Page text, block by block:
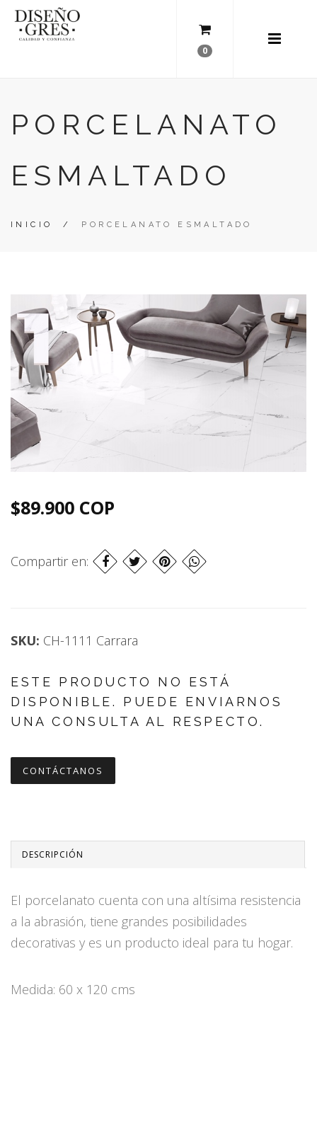
0
PORCELANATO
ESMALTADO
INICIO / PORCELANATO ESMALTADO
$89.900 COP
Compartir en:
SKU: CH-1111 Carrara
ESTE PRODUCTO NO ESTÁ
DISPONIBLE. PUEDE ENVIARNOS
UNA CONSULTA AL RESPECTO.
CONTÁCTANOS
DESCRIPCIÓN
El porcelanato cuenta con una altísima resistencia
a la abrasión, tiene grandes posibilidades
decorativas y es un producto ideal para tu hogar.
Medida: 60 x 120 cms